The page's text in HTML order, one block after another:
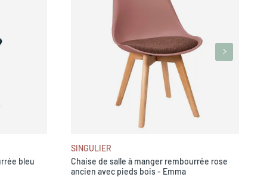
bleu
SINGULIER
Chaise de salle à manger rembourrée rose
ancien avec pieds bois - Emma